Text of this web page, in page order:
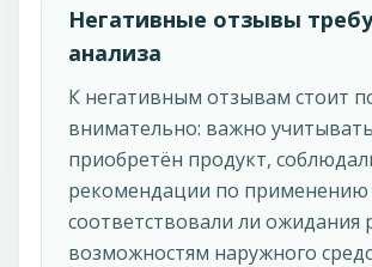
Негативные отзывы
анализа
К негативным отзывам стоит
внимательно: важно
приобретён продукт,
рекомендации по применению
соответствовали ли ожидания
возможностям наружного